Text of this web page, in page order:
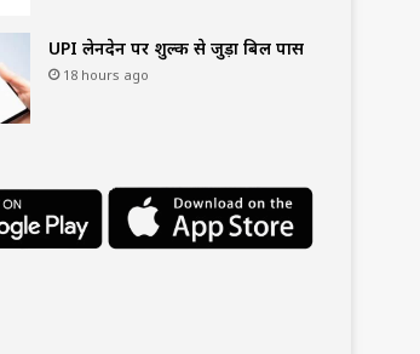
UPI लेनदेन पर शुल्क से जुड़ा बिल पास
18 hours ago